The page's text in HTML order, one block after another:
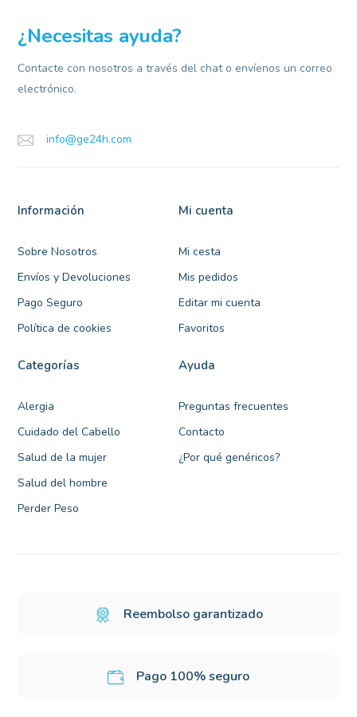
¿Necesitas ayuda?
Contacte con nosotros a través del chat o envíenos un correo
electrónico.
info@ge24h.com
Información
Sobre Nosotros
Envíos y Devoluciones
Pago Seguro
Política de cookies
Mi cuenta
Mi cesta
Mis pedidos
Editar mi cuenta
Favoritos
Categorías
Alergia
Cuidado del Cabello
Salud de la mujer
Salud del hombre
Perder Peso
Ayuda
Preguntas frecuentes
Contacto
¿Por qué genéricos?
Reembolso garantizado
Pago 100% seguro